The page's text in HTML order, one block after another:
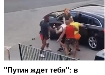
"Путин ждет тебя": в